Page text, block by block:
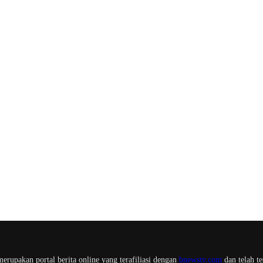
portal berita online yang terafiliasi dengan bnewstv.com dan telah